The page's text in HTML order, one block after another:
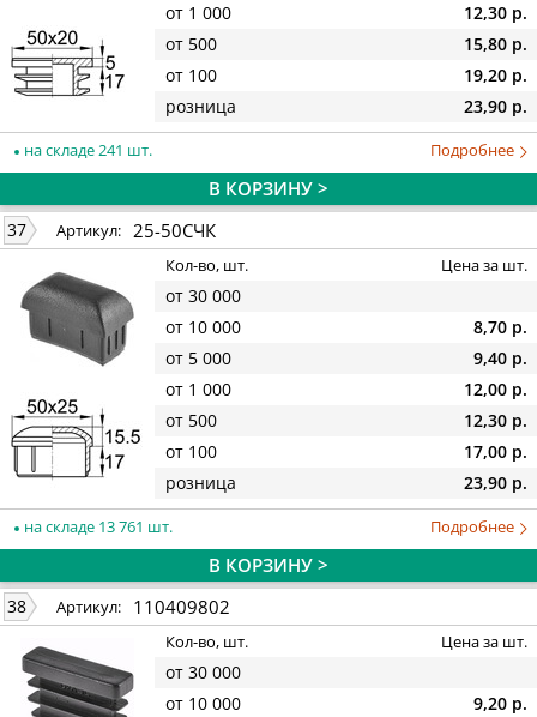
от 1 000
12,30 р.
от 500
15,80 р.
от 100
19,20 р.
розница
23,90 р.
на складе 241 шт. Подробнее
В КОРЗИНУ >
37 Артикул: 25-50СЧК
Кол-во, шт. Цена за шт.
от 30 000
от 10 000
8,70 р.
от 5 000
9,40 р.
от 1 000
12,00 р.
от 500
12,30 р.
от 100
17,00 р.
розница
23,90 р.
на складе 13 761 шт. Подробнее
В КОРЗИНУ >
38 Артикул: 110409802
Кол-во, шт. Цена за шт.
от 30 000
от 10 000
9,20 р.